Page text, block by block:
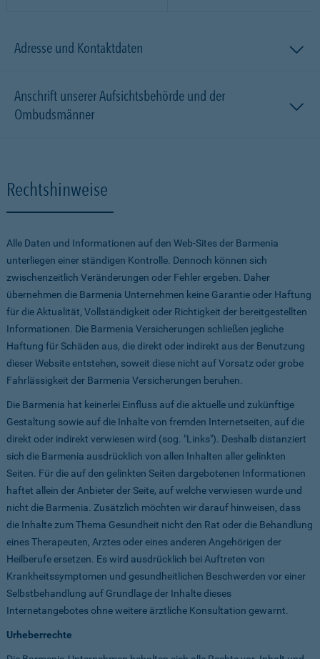
Adresse und Kontaktdaten
Anschrift unserer Aufsichtsbehörde und der
Ombudsmänner
Rechtshinweise
Alle Daten und Informationen auf den Web-Sites der Barmenia
unterliegen einer ständigen Kontrolle. Dennoch können sich
zwischenzeitlich Veränderungen oder Fehler ergeben. Daher
übernehmen die Barmenia Unternehmen keine Garantie oder Haftung
für die Aktualität, Vollständigkeit oder Richtigkeit der bereitgestellten
Informationen. Die Barmenia Versicherungen schließen jegliche
Haftung für Schäden aus, die direkt oder indirekt aus der Benutzung
dieser Website entstehen, soweit diese nicht auf Vorsatz oder grobe
Fahrlässigkeit der Barmenia Versicherungen beruhen.
Die Barmenia hat keinerlei Einfluss auf die aktuelle und zukünftige
Gestaltung sowie auf die Inhalte von fremden Internetseiten, auf die
direkt oder indirekt verwiesen wird (sog. "Links"). Deshalb distanziert
sich die Barmenia ausdrücklich von allen Inhalten aller gelinkten
Seiten. Für die auf den gelinkten Seiten dargebotenen Informationen
haftet allein der Anbieter der Seite, auf welche verwiesen wurde und
nicht die Barmenia. Zusätzlich möchten wir darauf hinweisen, dass
die Inhalte zum Thema Gesundheit nicht den Rat oder die Behandlung
eines Therapeuten, Arztes oder eines anderen Angehörigen der
Heilberufe ersetzen. Es wird ausdrücklich bei Auftreten von
Krankheitssymptomen und gesundheitlichen Beschwerden vor einer
Selbstbehandlung auf Grundlage der Inhalte dieses
Internetangebotes ohne weitere ärztliche Konsultation gewarnt.
Urheberrechte